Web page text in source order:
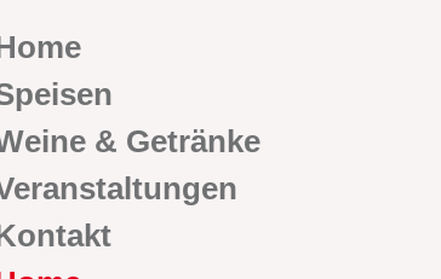
& Getränke